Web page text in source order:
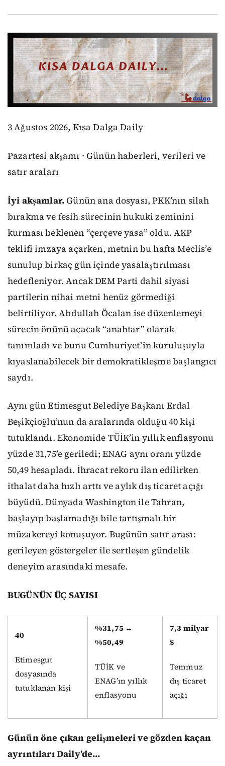
3 Ağustos 2026, Kısa Dalga Daily
Pazartesi akşamı · Günün haberleri, verileri ve
satır araları
İyi akşamlar.Günün ana dosyası, PKK’nın silah
bırakma ve fesih sürecinin hukuki zeminini
kurması beklenen “çerçeve yasa” oldu. AKP
teklifi imzaya açarken, metnin bu hafta Meclis’e
sunulup birkaç gün içinde yasalaştırılması
hedefleniyor. Ancak DEM Parti dahil siyasi
partilerin nihai metni henüz görmediği
belirtiliyor. Abdullah Öcalan ise düzenlemeyi
sürecin önünü açacak “anahtar” olarak
tanımladı ve bunu Cumhuriyet’in kuruluşuyla
kıyaslanabilecek bir demokratikleşme başlangıcı
saydı.
Aynı gün Etimesgut Belediye Başkanı Erdal
Beşikçioğlu’nun da aralarında olduğu 40 kişi
tutuklandı. Ekonomide TÜİK’in yıllık enflasyonu
yüzde 31,75’e geriledi; ENAG aynı oranı yüzde
50,49 hesapladı. İhracat rekoru ilan edilirken
ithalat daha hızlı arttı ve aylık dış ticaret açığı
büyüdü. Dünyada Washington ile Tahran,
başlayıp başlamadığı bile tartışmalı bir
müzakereyi konuşuyor. Bugünün satır arası:
gerileyen göstergeler ile sertleşen gündelik
deneyim arasındaki mesafe.
BUGÜNÜN ÜÇ SAYISI
40
Etimesgut
dosyasında
tutuklanan kişi
%31,75 ↔
%50,49
TÜİK ve
ENAG’ın yıllık
enflasyonu
7,3 milyar
$
Temmuz
dış ticaret
açığı
Günün öne çıkan gelişmeleri ve gözden kaçan
ayrıntıları Daily’de…